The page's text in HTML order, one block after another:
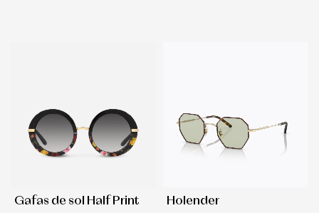
Gafas de sol Half Print Holender